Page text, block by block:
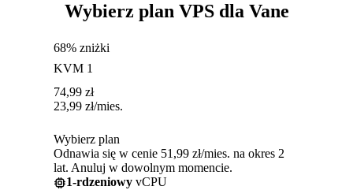
Wybierz plan VPS dla Vane
68% zniżki
KVM 1
74,99 zł
23,99 zł/mies.
Wybierz plan
Odnawia się w cenie 51,99 zł/mies. na okres 2
lat. Anuluj w dowolnym momencie.
1-rdzeniowy vCPU